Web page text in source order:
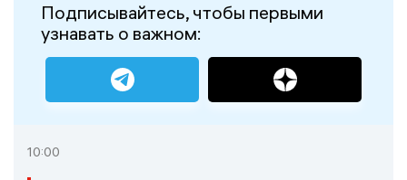
Подписывайтесь, чтобы первыми
узнавать о важном:
10:00